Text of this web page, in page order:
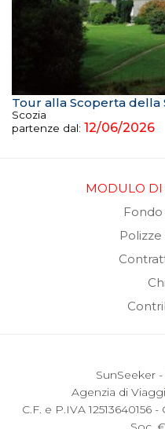
Tour alla Scoperta della
Scozia
partenze dal: 12/06/2026
MODULO DI
Fondo
Polizze
SunSeeker
Agenzia di Viaggi
C.F. e P.IVA 12513640156